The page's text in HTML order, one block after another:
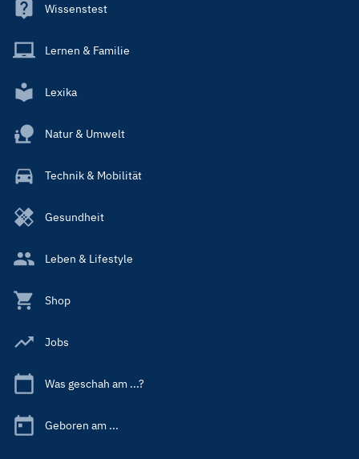
Wissenstest
Lernen & Familie
Lexika
Natur & Umwelt
Technik & Mobilität
Gesundheit
Leben & Lifestyle
Shop
Jobs
Was geschah am ...?
Geboren am ...